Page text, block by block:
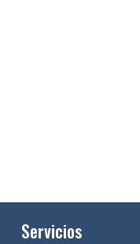
Servicios